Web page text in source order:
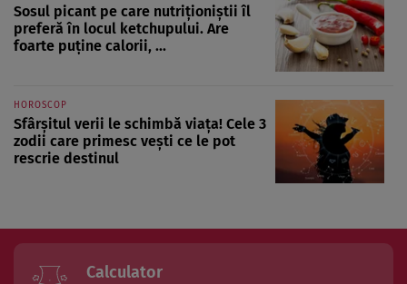
Sosul picant pe care nutriționiștii îl
preferă în locul ketchupului. Are
foarte puține calorii, ...
HOROSCOP
Sfârșitul verii le schimbă viața! Cele 3
zodii care primesc vești ce le pot
rescrie destinul
Calculator